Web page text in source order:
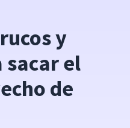
y
sacar el
de